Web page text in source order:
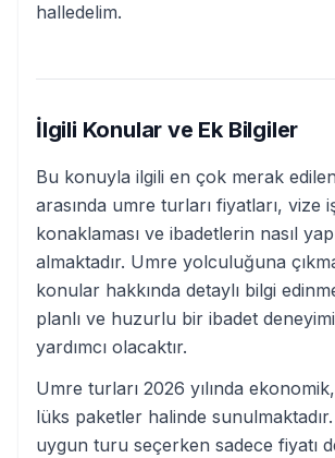
halledelim.
İlgili Konular ve Ek Bilgiler
Bu konuyla ilgili en çok merak
arasında umre turları fiyatları, vize
konaklaması ve ibadetlerin nasıl
almaktadır. Umre yolculuğuna
konular hakkında detaylı bilgi
planlı ve huzurlu bir ibadet
yardımcı olacaktır.
Umre turları 2026 yılında
lüks paketler halinde
uygun turu seçerken sadece fiyatı